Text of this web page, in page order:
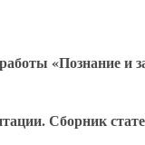
«Познание и
Сборник